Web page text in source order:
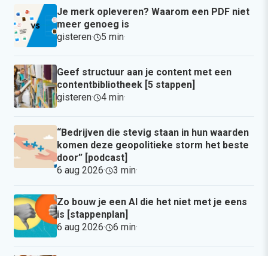
Je merk opleveren? Waarom een PDF niet
meer genoeg is
gisteren· 5 min·
Geef structuur aan je content met een
contentbibliotheek [5 stappen]
gisteren· 4 min·
“Bedrijven die stevig staan in hun waarden
komen deze geopolitieke storm het beste
door” [podcast]
6 aug 2026· 3 min·
Zo bouw je een AI die het niet met je eens
is [stappenplan]
6 aug 2026· 6 min·